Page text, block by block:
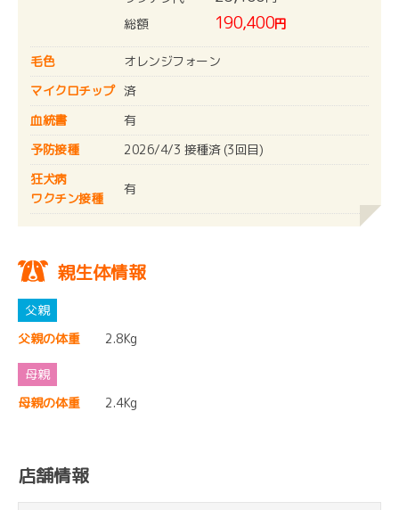
総額
190,400円
毛色
オレンジフォーン
マイクロチップ 済
血統書
有
予防接種
2026/4/3 接種済 (3回目)
狂犬病
ワクチン接種
有
親生体情報
父親の体重 2.8Kg
母親の体重 2.4Kg
店舗情報